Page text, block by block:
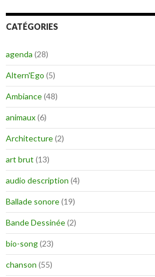
CATÉGORIES
agenda (28)
Altern'Ego (5)
Ambiance(48)
animaux(6)
Architecture(2)
art brut (13)
audio description (4)
Ballade sonore(19)
Bande Dessinée(2)
bio-song(23)
chanson (55)